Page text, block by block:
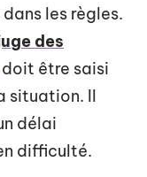
les règles.
des
doit être saisi
situation. Il
délai
difficulté.